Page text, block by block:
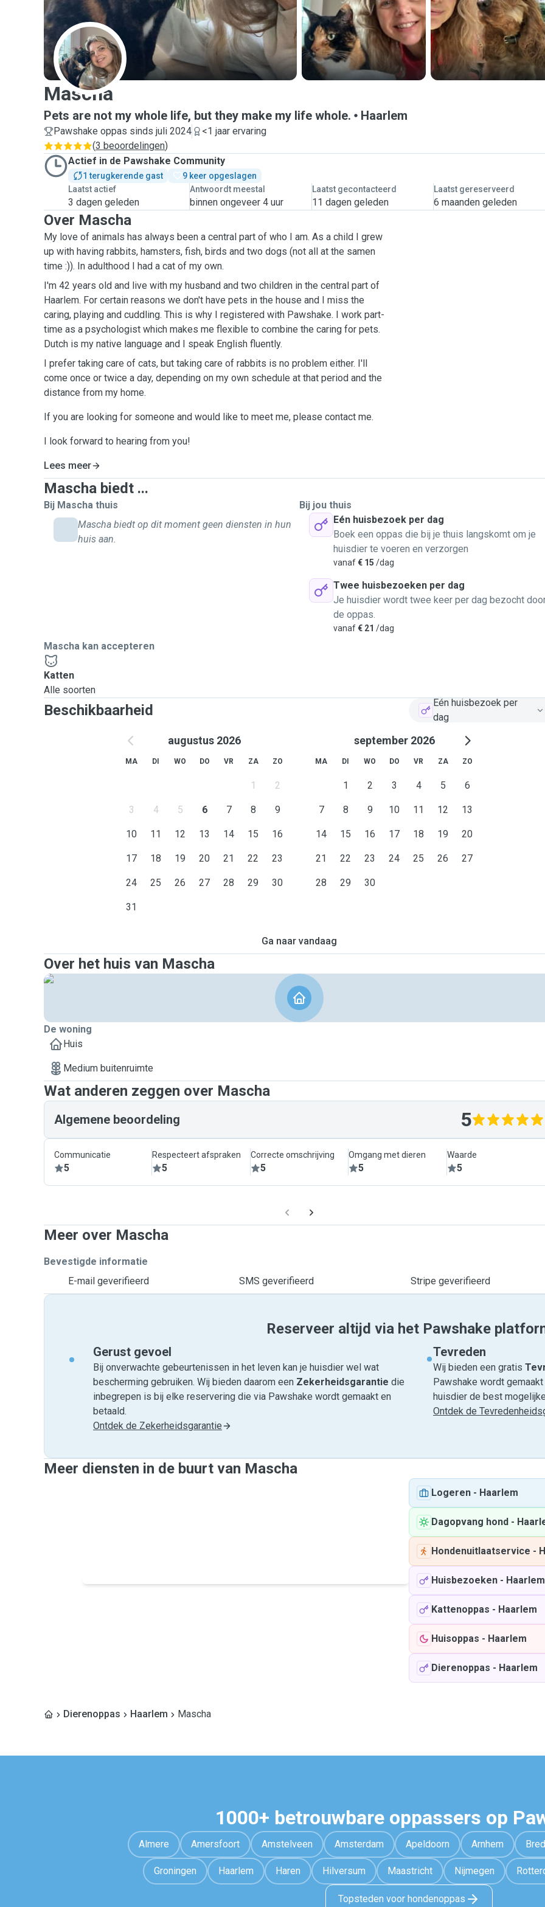
M
Mascha
Pets are not my whole life, but they make my life whole. Haarlem
Pawshake oppas sinds juli 2024
<1 jaar ervaring
(3 beoordelingen)
Actief in de Pawshake Community
1 terugkerende gast
9 keer opgeslagen
Laatst actief
3 dagen geleden
Antwoordt meestal
binnen ongeveer 4 uur
Laatst gecontacteerd
11 dagen geleden
Laatst gereserveerd
6 maanden geleden
Over Mascha
My love of animals has always been a central part of who I am. As a child I grew
up with having rabbits, hamsters, fish, birds and two dogs (not all at the samen
time :)). In adulthood I had a cat of my own.
I'm 42 years old and live with my husband and two children in the central part of
Haarlem. For certain reasons we don't have pets in the house and I miss the
caring, playing and cuddling. This is why I registered with Pawshake. I work part-
time as a psychologist which makes me flexible to combine the caring for pets.
Dutch is my native language and I speak English fluently.
I prefer taking care of cats, but taking care of rabbits is no problem either. I'll
come once or twice a day, depending on my own schedule at that period and the
distance from my home.
If you are looking for someone and would like to meet me, please contact me.
I look forward to hearing from you!
Lees meer
Mascha biedt ...
Bij Mascha thuis
Mascha biedt op dit moment geen diensten in hun
huis aan.
Bij jou thuis
Eén huisbezoek per dag
Boek een oppas die bij je thuis langskomt om je
huisdier te voeren en verzorgen
vanaf€ 15 /dag
Twee huisbezoeken per dag
Je huisdier wordt twee keer per dag bezocht
de oppas.
vanaf€ 21 /dag
Mascha kan accepteren
Katten
Alle soorten
Beschikbaarheid
Eén huisbezoek per
dag
augustus 2026
MA DI WO DO VR ZA ZO
1 2
3 4 5 6 7 8 9
10 11 12 13 14 15 16
17 18 19 20 21 22 23
24 25 26 27 28 29 30
31
september 2026
MA DI WO DO VR ZA ZO
1 2 3 4 5 6
7 8 9 10 11 12 13
14 15 16 17 18 19 20
21 22 23 24 25 26 27
28 29 30
Ga naar vandaag
Over het huis van Mascha
De woning
Huis
Medium buitenruimte
Wat anderen zeggen over Mascha
Algemene beoordeling 5
Communicatie
5
Respecteert afspraken
5
Correcte omschrijving
5
Omgang met dieren
5
Waarde
5
Meer over Mascha
Bevestigde informatie
E-mail geverifieerd
SMS geverifieerd Stripe geverifieerd
Reserveer altijd via het Pawshake
Gerust gevoel
Bij onverwachte gebeurtenissen in het leven kan je huisdier wel wat
bescherming gebruiken. Wij bieden daarom een Zekerheidsgarantie die
inbegrepen is bij elke reservering die via Pawshake wordt gemaakt en
betaald.
Ontdek de Zekerheidsgarantie
Tevreden
Wij bieden een gratis
Pawshake wordt
huisdier de best
Ontdek de
Meer diensten in de buurt van Mascha
Logeren - Haarlem
Dagopvang hond -
Hondenuitlaatservice -
Huisbezoeken - Haarlem
Kattenoppas - Haarlem
Huisoppas - Haarlem
Dierenoppas - Haarlem
Dierenoppas Haarlem Mascha
1000+ betrouwbare oppassers op
Almere Amersfoort Amstelveen Amsterdam Apeldoorn Arnhem
Groningen Haarlem Haren Hilversum Maastricht Nijmegen
Topsteden voor hondenoppas